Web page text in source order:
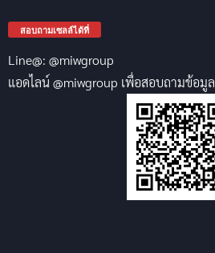
สอบถามเซลล์ได้ที่
Line@: @miwgroup
แอดไลน์ @miwgroup เพื่อสอบถามข้อมูล